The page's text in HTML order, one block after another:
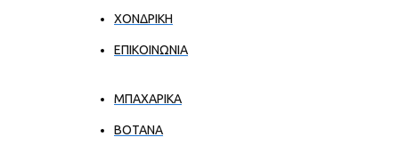
ΧΟΝΔΡΙΚΉ
ΕΠΙΚΟΙΝΩΝΊΑ
ΜΠΑΧΑΡΙΚΑ
ΒΟΤΑΝΑ